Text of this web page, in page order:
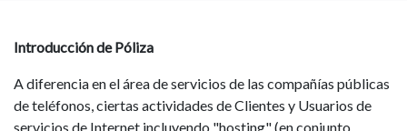
Introducción de Póliza
A diferencia en el área de servicios de las compañías públicas
de teléfonos, ciertas actividades de Clientes y Usuarios de
servicios de Internet incluyendo "hosting" (en conjunto